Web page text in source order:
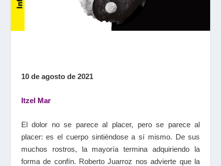
10 de agosto de 2021
Itzel Mar
El dolor no se parece al placer, pero se parece al
placer: es el cuerpo sintiéndose a sí mismo. De sus
muchos rostros, la mayoría termina adquiriendo la
forma de confín. Roberto Juarroz nos advierte que la